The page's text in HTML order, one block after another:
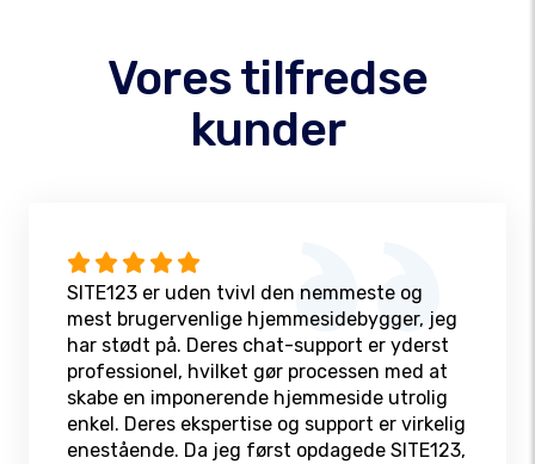
Vores tilfredse
kunder
SITE123 er uden tvivl den nemmeste og
mest brugervenlige hjemmesidebygger, jeg
har stødt på. Deres chat-support er yderst
professionel, hvilket gør processen med at
skabe en imponerende hjemmeside utrolig
enkel. Deres ekspertise og support er virkelig
enestående. Da jeg først opdagede SITE123,